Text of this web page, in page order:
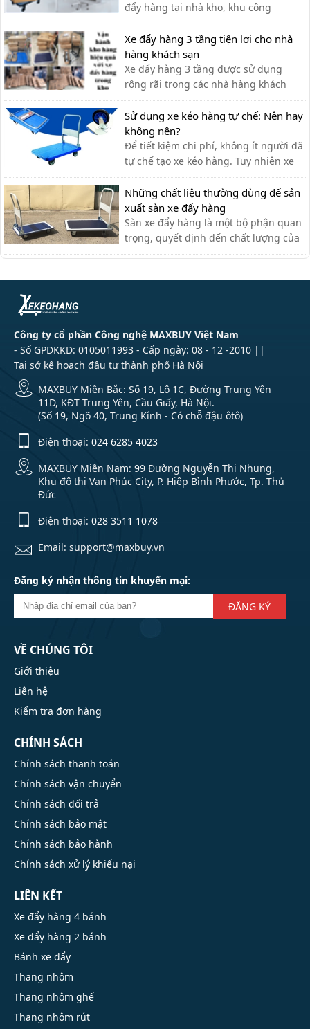
đẩy hàng tại nhà kho, khu công
nghiệp, siêu thị,… với lượng hàng hóa
cần di chuyển lớn. Tuy nhiên, xe đẩy
hàng cũng có thể được sử dụng tạo
văn phòng cho nhiều công việc khác
nhau như: chở tài liệu, chở bình n...
Xe đẩy hàng 3 tầng tiện lợi cho nhà
hàng khách sạn
Xe đẩy hàng 3 tầng được sử dụng
rộng rãi trong các nhà hàng khách
sạn bởi sự tiện ích. Với thiết kế thanh
lịch, tính ứng dụng cao, các loại xe
đẩy hàng nhiều tầng là sự lựa chọn tối
ưu nhất cho các nhà hàng. Xe đẩy 3
tầng được ứng dụng như […]
Sử dụng xe kéo hàng tự chế: Nên hay
không nên?
Để tiết kiệm chi phí, không ít người đã
tự chế tạo xe kéo hàng. Tuy nhiên xe
kéo hàng tự chế có ưu nhược điểm gì,
có nên dùng hay không?
Những chất liệu thường dùng để sản
xuất sàn xe đẩy hàng
Sàn xe đẩy hàng là một bộ phận quan
trọng, quyết định đến chất lượng của
xe đẩy. Lựa chọn chất liệu phù hợp
ưng ý.
Công ty cổ phần Công nghệ MAXBUY Việt Nam
- Số GPDKKD: 0105011993 - Cấp ngày: 08 - 12 -2010 ||
Tại sở kế hoạch đầu tư thành phố Hà Nội
MAXBUY Miền Bắc: Số 19, Lô 1C, Đường Trung Yên
11D, KĐT Trung Yên, Cầu Giấy, Hà Nội.
(Số 19, Ngõ 40, Trung Kính - Có chỗ đậu ôtô)
Điện thoại: 024 6285 4023
MAXBUY Miền Nam: 99 Đường Nguyễn Thị Nhung,
Khu đô thị Vạn Phúc City, P. Hiệp Bình Phước, Tp. Thủ
Đức
Điện thoại: 028 3511 1078
Email: support@maxbuy.vn
Đăng ký nhận thông tin khuyến mại:
ĐĂNG KÝ
VỀ CHÚNG TÔI
Giới thiệu
Liên hệ
Kiểm tra đơn hàng
CHÍNH SÁCH
Chính sách thanh toán
Chính sách vận chuyển
Chính sách đổi trả
Chính sách bảo mật
Chính sách bảo hành
Chính sách xử lý khiếu nại
LIÊN KẾT
Xe đẩy hàng 4 bánh
Xe đẩy hàng 2 bánh
Bánh xe đẩy
Thang nhôm
Thang nhôm ghế
Thang nhôm rút